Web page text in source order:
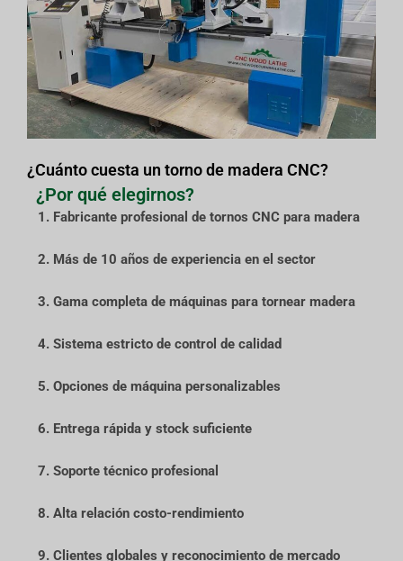
¿Cuánto cuesta un torno de madera CNC?
¿Por qué elegirnos?
1. Fabricante profesional de tornos CNC para madera
2. Más de 10 años de experiencia en el sector
3. Gama completa de máquinas para tornear madera
4. Sistema estricto de control de calidad
5. Opciones de máquina personalizables
6. Entrega rápida y stock suficiente
7. Soporte técnico profesional
8. Alta relación costo-rendimiento
9. Clientes globales y reconocimiento de mercado